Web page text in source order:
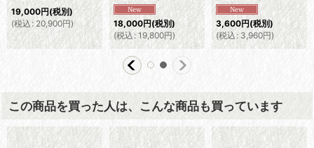
19,000円(税別)
(税込 : 20,900円) 18,000円(税別)
(税込: 19,800円)
3,600円(税別)
(税込: 3,960円)
この商品を買った人は、こんな商品も買っています